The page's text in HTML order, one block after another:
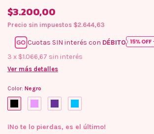
$3.200,00
Precio sin impuestos $2.644,63
Cuotas SIN interés con DÉBITO
3 x $1.066,67 sin interés
Ver más detalles
Color: Negro
¡No te lo pierdas, es el último!